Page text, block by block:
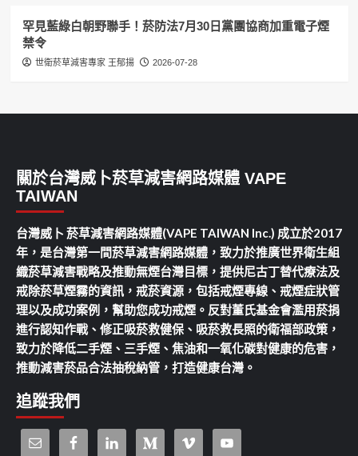
罕見藍綠白朝野聯手！菸防法7月30日黨團協商加重電子煙
禁令
世衛菸草減害專家 王郁揚 2026-07-28
關於台灣威卜菸草減害網路媒體 VAPE
TAIWAN
台灣威卜 菸草減害網路媒體(VAPE TAIWAN Inc.) 成立於2017
年，是台灣第一間菸草減害網路媒體，致力於推廣世界衛生組
織菸草減害戰略及推動無煙台灣目標，提供尼古丁替代療法及
戒除菸草煙霧的資訊，戒菸資源，包括戒煙專線、戒煙症狀管
理以及成功案例，幫助您成功戒煙。反對董氏基金會濫用菸捐
進行認知作戰、修正吸菸救健保、吸菸救長照的衛福部政策，
致力於降低二手煙、三手煙、焦油和一氧化碳對健康的危害，
推動減害菸品合法抽稅納管，打造健康台灣。
追蹤我們